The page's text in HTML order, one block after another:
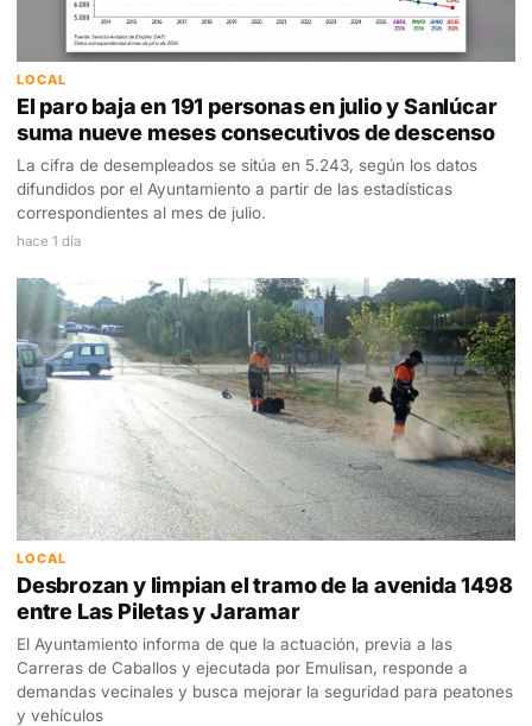
LOCAL
El paro baja en 191 personas en julio y Sanlúcar
suma nueve meses consecutivos de descenso
La cifra de desempleados se sitúa en 5.243, según los datos
difundidos por el Ayuntamiento a partir de las estadísticas
correspondientes al mes de julio.
hace 1 día
LOCAL
Desbrozan y limpian el tramo de la avenida 1498
entre Las Piletas y Jaramar
El Ayuntamiento informa de que la actuación, previa a las
Carreras de Caballos y ejecutada por Emulisan, responde a
demandas vecinales y busca mejorar la seguridad para peatones
y vehículos